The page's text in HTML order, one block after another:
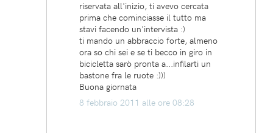
riservata all'inizio, ti avevo cercata
prima che cominciasse il tutto ma
stavi facendo un'intervista :)
ti mando un abbraccio forte, almeno
ora so chi sei e se ti becco in giro in
bicicletta sarò pronta a...infilarti un
bastone fra le ruote :)))
Buona giornata
8 febbraio 2011 alle ore 08:28